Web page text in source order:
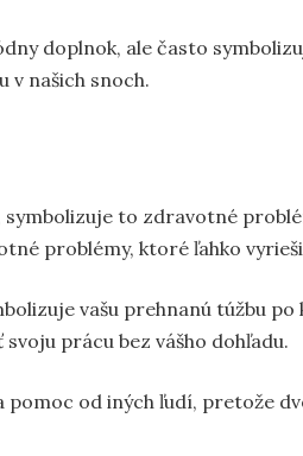
doplnok, ale často
v našich snoch.
symbolizuje to zdravotné
problémy, ktoré ľahko
vašu prehnanú túžbu
prácu bez vášho dohľadu.
od iných ľudí, pretože